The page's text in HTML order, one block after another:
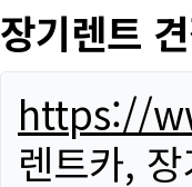
장기렌트
https://
렌트카,